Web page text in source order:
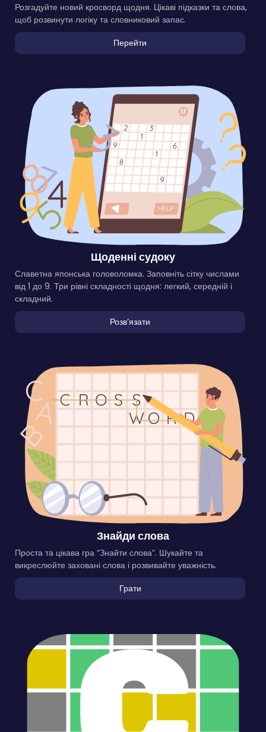
Розгадуйте новий кросворд щодня. Цікаві підказки та слова,
щоб розвинути логіку та словниковий запас.
Перейти
Щоденні судоку
Славетна японська головоломка. Заповніть сітку числами
від 1 до 9. Три рівні складності щодня: легкий, середній і
складний.
Розвʼязати
Знайди слова
Проста та цікава гра “Знайти слова”. Шукайте та
викреслюйте заховані слова і розвивайте уважність.
Грати